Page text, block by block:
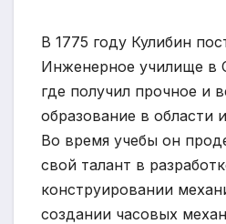
В 1775 году Кулибин
Инженерное училище в
где получил прочное и
образование в области
Во время учебы он
свой талант в
конструировании
создании часовых